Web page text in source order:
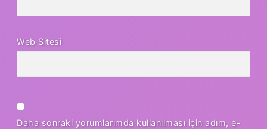
Web Sitesi
Daha sonraki yorumlarımda kullanılması için adım, e-